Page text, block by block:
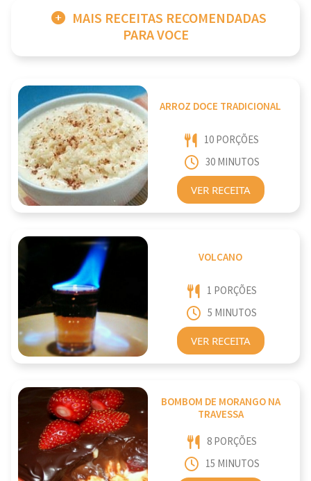
MAIS RECEITAS RECOMENDADAS
PARA VOCE
ARROZ DOCE TRADICIONAL
10 PORÇÕES
30 MINUTOS
VER RECEITA
VOLCANO
1 PORÇÕES
5 MINUTOS
VER RECEITA
BOMBOM DE MORANGO NA
TRAVESSA
8 PORÇÕES
15 MINUTOS